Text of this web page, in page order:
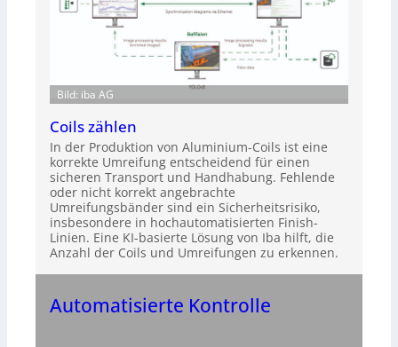
Bild: iba AG
Coils zählen
In der Produktion von Aluminium-Coils ist eine
korrekte Umreifung entscheidend für einen
sicheren Transport und Handhabung. Fehlende
oder nicht korrekt angebrachte
Umreifungsbänder sind ein Sicherheitsrisiko,
insbesondere in hochautomatisierten Finish-
Linien. Eine KI-basierte Lösung von Iba hilft, die
Anzahl der Coils und Umreifungen zu erkennen.
Automatisierte Kontrolle